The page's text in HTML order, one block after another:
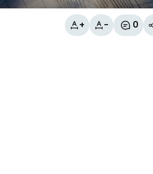
+ - 0
Tuşba İlçesi’nde 3.8